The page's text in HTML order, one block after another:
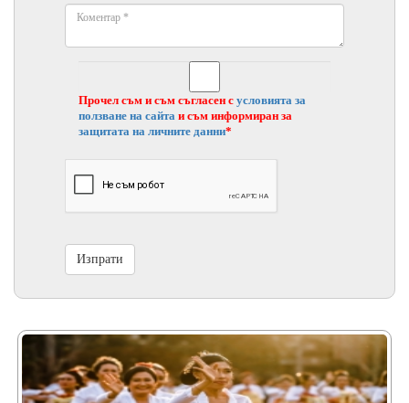
Прочел съм и съм съгласен с условията за
ползване на сайта и съм информиран за
защитата на личните данни*